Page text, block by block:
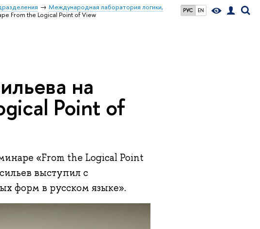
РУС EN
Международная лаборатория логики,
From the Logical Point of View
на
Point of
«From the Logical Point
выступил с
форм в русском языке».